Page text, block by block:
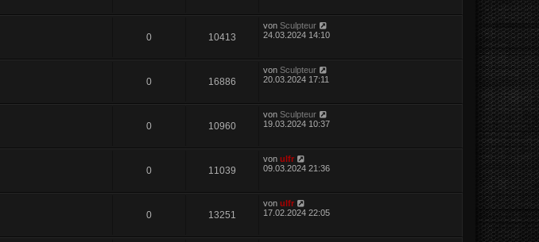
0 10413
von Sculpteur
24.03.2024 14:10
0 16886
von Sculpteur
20.03.2024 17:11
0 10960
von Sculpteur
19.03.2024 10:37
0 11039
von ulfr
09.03.2024 21:36
0 13251
von ulfr
17.02.2024 22:05